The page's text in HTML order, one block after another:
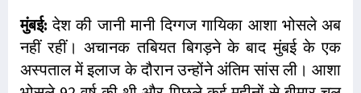
मुंबई:देश की जानी मानी दिग्गज गायिका आशा भोसले अब
नहीं रहीं। अचानक तबियत बिगड़ने के बाद मुंबई के एक
अस्पताल में इलाज के दौरान उन्होंने अंतिम सांस ली। आशा